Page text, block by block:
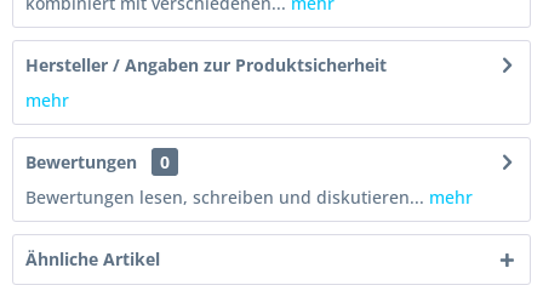
Hersteller / Angaben zur Produktsicherheit
mehr
Bewertungen
0
Bewertungen lesen, schreiben und diskutieren... mehr
Ähnliche Artikel